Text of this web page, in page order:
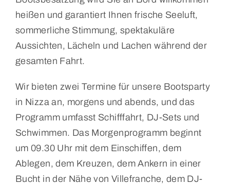
heißen und garantiert Ihnen frische Seeluft,
sommerliche Stimmung, spektakuläre
Aussichten, Lächeln und Lachen während der
gesamten Fahrt.
Wir bieten zwei Termine für unsere Bootsparty
in Nizza an, morgens und abends, und das
Programm umfasst Schifffahrt, DJ-Sets und
Schwimmen. Das Morgenprogramm beginnt
um 09.30 Uhr mit dem Einschiffen, dem
Ablegen, dem Kreuzen, dem Ankern in einer
Bucht in der Nähe von Villefranche, dem DJ-